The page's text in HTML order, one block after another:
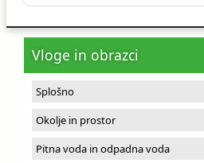
Vloge in obrazci
Splošno
Okolje in prostor
Pitna voda in odpadna voda